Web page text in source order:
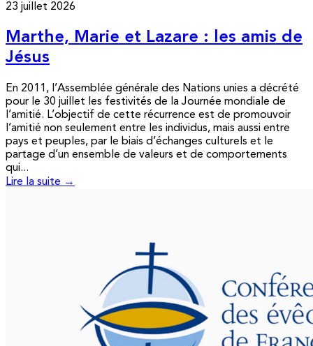
23 juillet 2026
Marthe, Marie et Lazare : les amis de
Jésus
En 2011, l’Assemblée générale des Nations unies a décrété
pour le 30 juillet les festivités de la Journée mondiale de
l’amitié. L’objectif de cette récurrence est de promouvoir
l’amitié non seulement entre les individus, mais aussi entre
pays et peuples, par le biais d’échanges culturels et le
partage d’un ensemble de valeurs et de comportements
qui...
Lire la suite →